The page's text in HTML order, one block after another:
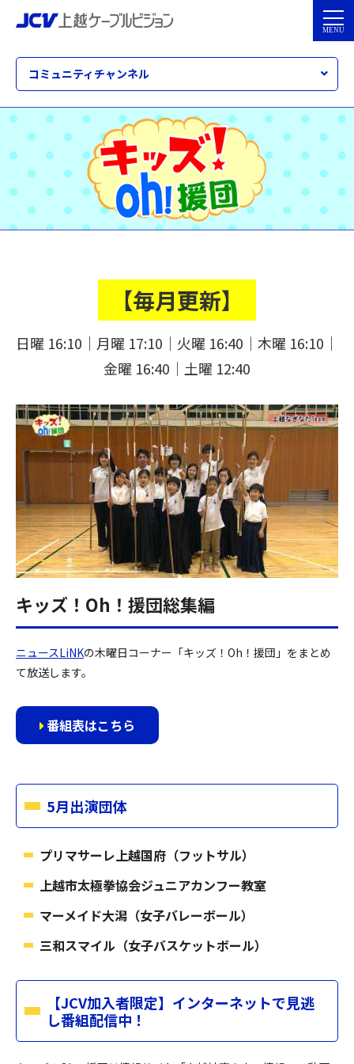
コミュニティチャンネル
【毎月更新】
日曜 16:10｜月曜 17:10｜火曜 16:40｜木曜 16:10｜
金曜 16:40｜土曜 12:40
キッズ！Oh！援団総集編
ニュースLiNKの木曜日コーナー「キッズ！Oh！援団」をまとめ
て放送します。
番組表はこちら
5月出演団体
プリマサーレ上越国府（フットサル）
上越市太極拳協会ジュニアカンフー教室
マーメイド大潟（女子バレーボール）
三和スマイル（女子バスケットボール）
【JCV加入者限定】インターネットで見逃
し番組配信中！